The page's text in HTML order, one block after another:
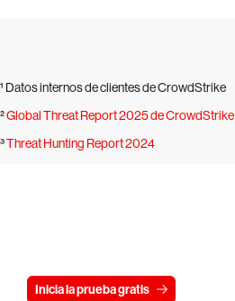
¹ Datos internos de clientes de CrowdStrike
²Global Threat Report 2025 de CrowdStrike
³Threat Hunting Report 2024
Inicia la prueba gratis